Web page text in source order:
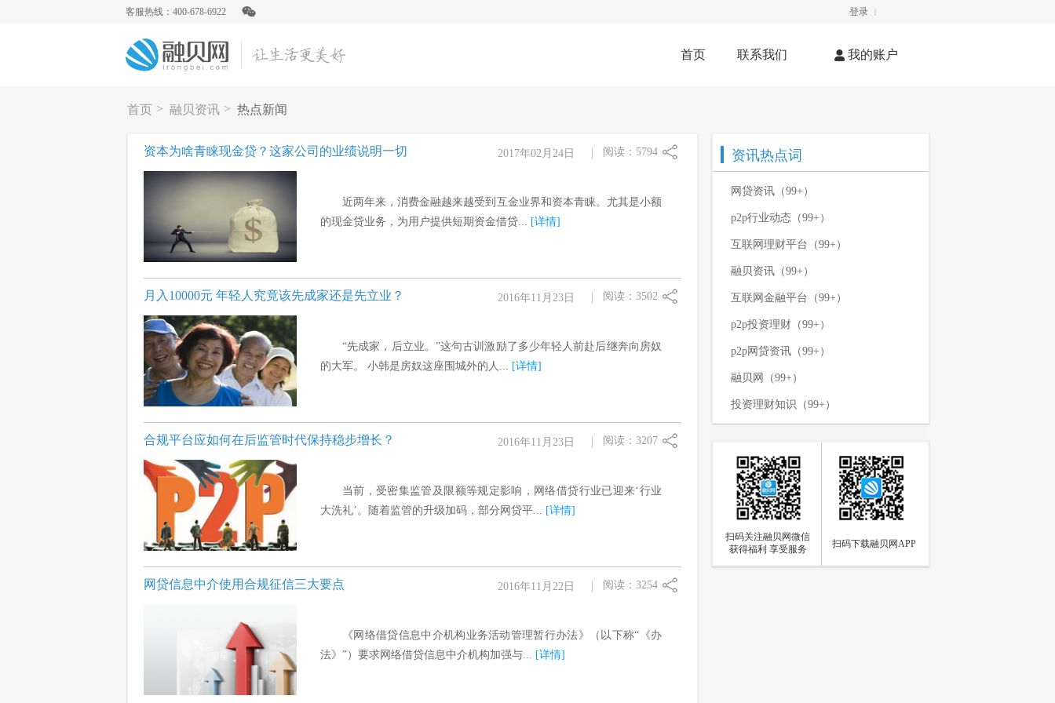
客服热线：400-678-6922 登录 |
首页 联系我们 我的账户
首页 > 融贝资讯 > 热点新闻
资本为啥青睐现金贷？这家公司的业绩说明一切 阅读：5794
近两年来，消费金融越来越受到互金业界和资本青睐。尤其是小额
的现金贷业务，为用户提供短期资金借贷... [详情]
2017年02月24日
月入10000元 年轻人究竟该先成家还是先立业？ 阅读：3502
“先成家，后立业。”这句古训激励了多少年轻人前赴后继奔向房奴
的大军。 小韩是房奴这座围城外的人... [详情]
2016年11月23日
合规平台应如何在后监管时代保持稳步增长？ 阅读：3207
当前，受密集监管及限额等规定影响，网络借贷行业已迎来‘行业
大洗礼’。随着监管的升级加码，部分网贷平... [详情]
2016年11月23日
网贷信息中介使用合规征信三大要点 阅读：3254
《网络借贷信息中介机构业务活动管理暂行办法》（以下称“《办
法》”）要求网络借贷信息中介机构加强与... [详情]
2016年11月22日
资讯热点词
网贷资讯（99+）
p2p行业动态（99+）
互联网理财平台（99+）
融贝资讯（99+）
互联网金融平台（99+）
p2p投资理财（99+）
p2p网贷资讯（99+）
融贝网（99+）
投资理财知识（99+）
网络投资理财（99+）
p2p资讯新闻（99+）
理财攻略（99+）
如何投资理财（97）
p2p网贷（94） 网贷知识（85）
扫码关注融贝网微信
获得福利 享受服务
扫码下载融贝网APP